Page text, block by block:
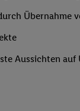
Übernahme
Aussichten
Ihnen personalisierte
erlauben Sie
Technologie in den